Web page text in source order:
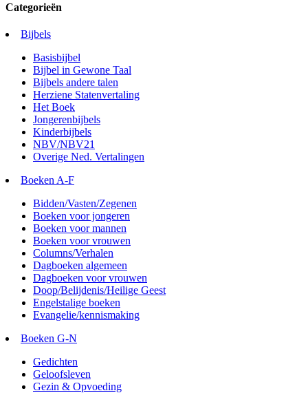
Categorieën
Bijbels
Basisbijbel
Bijbel in Gewone Taal
Bijbels andere talen
Herziene Statenvertaling
Het Boek
Jongerenbijbels
Kinderbijbels
NBV/NBV21
Overige Ned. Vertalingen
Boeken A-F
Bidden/Vasten/Zegenen
Boeken voor jongeren
Boeken voor mannen
Boeken voor vrouwen
Columns/Verhalen
Dagboeken algemeen
Dagboeken voor vrouwen
Doop/Belijdenis/Heilige Geest
Engelstalige boeken
Evangelie/kennismaking
Boeken G-N
Gedichten
Geloofsleven
Gezin & Opvoeding